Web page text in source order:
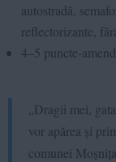
autostradă,
reflectorizante,
4–5 puncte-
„Dragii mei,
vor apărea și
comunei